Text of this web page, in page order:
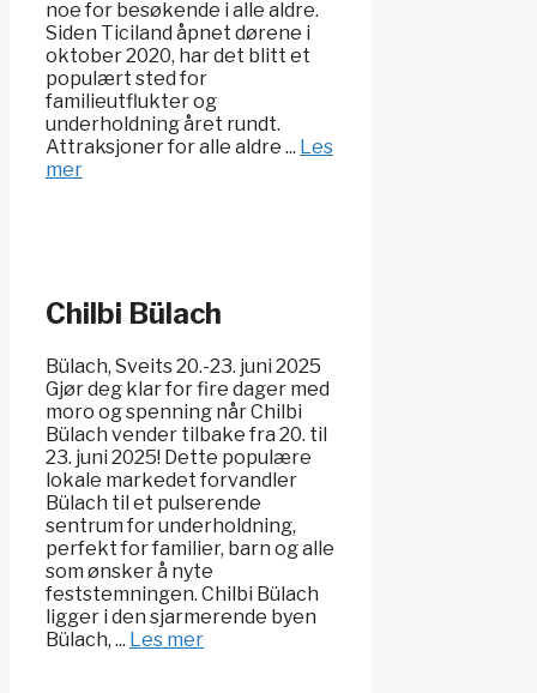
noe for besøkende i alle aldre.
Siden Ticiland åpnet dørene i
oktober 2020, har det blitt et
populært sted for
familieutflukter og
underholdning året rundt.
Attraksjoner for alle aldre ... Les
mer
Chilbi Bülach
Bülach, Sveits 20.-23. juni 2025
Gjør deg klar for fire dager med
moro og spenning når Chilbi
Bülach vender tilbake fra 20. til
23. juni 2025! Dette populære
lokale markedet forvandler
Bülach til et pulserende
sentrum for underholdning,
perfekt for familier, barn og alle
som ønsker å nyte
feststemningen. Chilbi Bülach
ligger i den sjarmerende byen
Bülach, ... Les mer